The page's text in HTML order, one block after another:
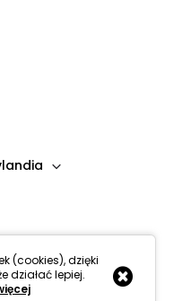
Nibylandia
(cookies), dzięki
działać lepiej.